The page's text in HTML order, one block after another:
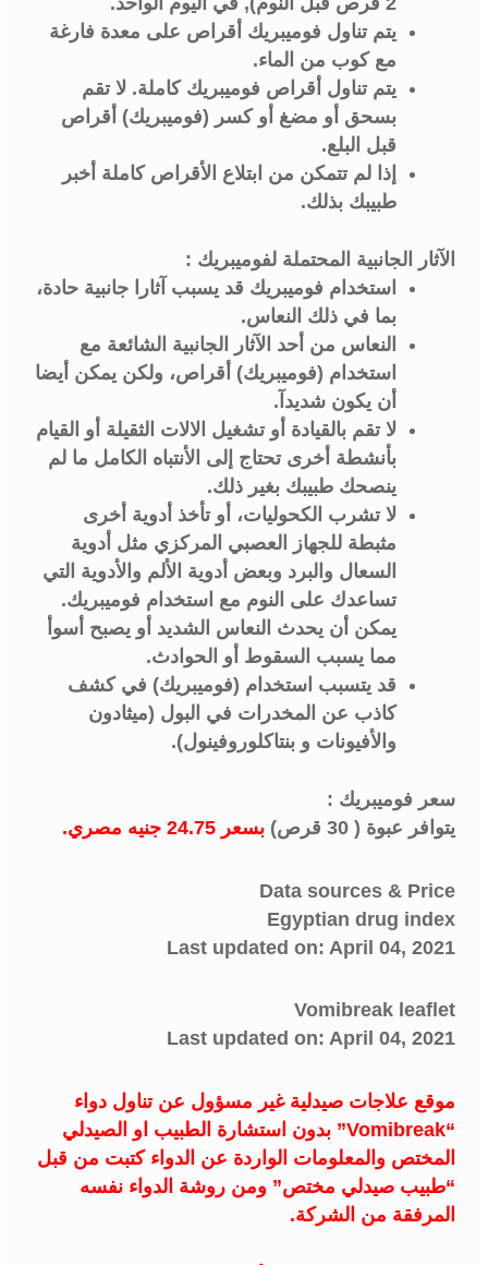
يتم تناول فوميبريك أقراص على معدة فارغة
مع كوب من الماء.
يتم تناول أقراص فوميبريك كاملة. لا تقم
بسحق أو مضغ أو كسر (فوميبريك) أقراص
قبل البلع.
إذا لم تتمكن من ابتلاع الأقراص كاملة أخبر
طبيبك بذلك.
الآثار الجانبية المحتملة لفوميبريك :
استخدام فوميبريك قد يسبب آثارا جانبية حادة،
بما في ذلك النعاس.
النعاس من أحد الآثار الجانبية الشائعة مع
استخدام (فوميبريك) أقراص، ولكن يمكن أيضا
أن يكون شديدآ.
لا تقم بالقيادة أو تشغيل الالات الثقيلة أو القيام
بأنشطة أخرى تحتاج إلى الأنتباه الكامل ما لم
ينصحك طبيبك بغير ذلك.
لا تشرب الكحوليات، أو تأخذ أدوية أخرى
مثبطة للجهاز العصبي المركزي مثل أدوية
السعال والبرد وبعض أدوية الألم والأدوية التي
تساعدك على النوم مع استخدام فوميبريك.
يمكن أن يحدث النعاس الشديد أو يصبح أسوأ
مما يسبب السقوط أو الحوادث.
قد يتسبب استخدام (فوميبريك) في كشف
كاذب عن المخدرات في البول (ميثادون
والأفيونات و بنتاكلوروفينول).
سعر فوميبريك :
يتوافر عبوة ( 30 قرص)
بسعر 24.75 جنيه مصري.
Data sources & Price
Egyptian drug index
Last updated on: April 04, 2021
Vomibreak leaflet
Last updated on: April 04, 2021
موقع علاجات صيدلية غير مسؤول عن تناول دواء
“Vomibreak” بدون استشارة الطبيب او الصيدلي
المختص والمعلومات الواردة عن الدواء كتبت من قبل
“طبيب صيدلي مختص” ومن روشة الدواء نفسه
المرفقة من الشركة.